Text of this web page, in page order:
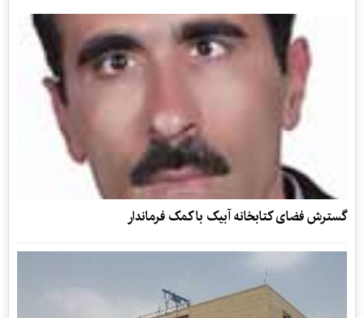
گسترش فضای کتابخانه آبیک‌ با کمک فرماندار